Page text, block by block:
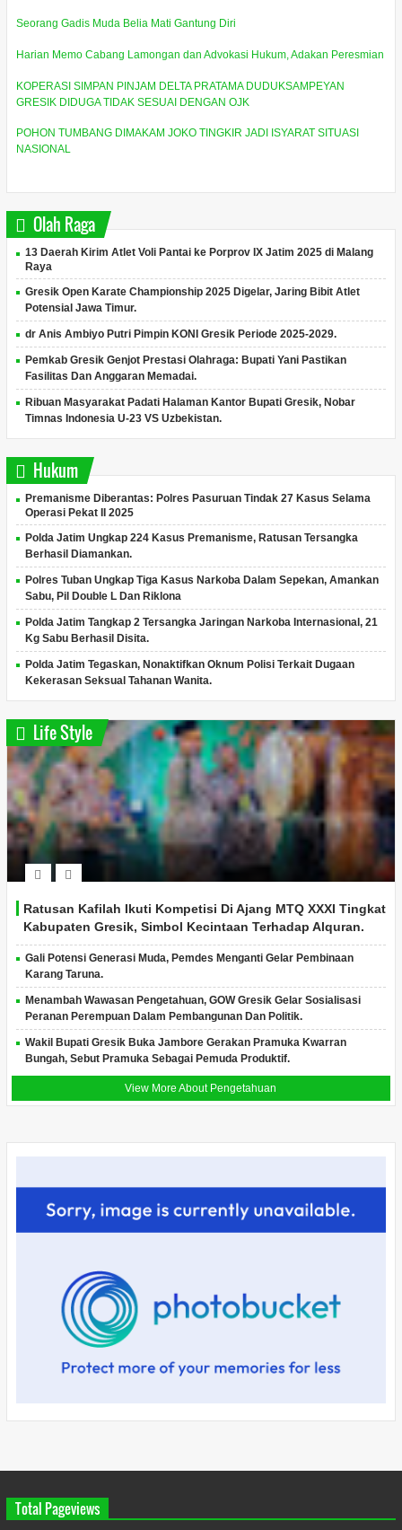
Seorang Gadis Muda Belia Mati Gantung Diri
Harian Memo Cabang Lamongan dan Advokasi Hukum, Adakan Peresmian
KOPERASI SIMPAN PINJAM DELTA PRATAMA DUDUKSAMPEYAN
GRESIK DIDUGA TIDAK SESUAI DENGAN OJK
POHON TUMBANG DIMAKAM JOKO TINGKIR JADI ISYARAT SITUASI
NASIONAL
Olah Raga
13 Daerah Kirim Atlet Voli Pantai ke Porprov IX Jatim 2025 di Malang
Raya
Gresik Open Karate Championship 2025 Digelar, Jaring Bibit Atlet
Potensial Jawa Timur.
dr Anis Ambiyo Putri Pimpin KONI Gresik Periode 2025-2029.
Pemkab Gresik Genjot Prestasi Olahraga: Bupati Yani Pastikan
Fasilitas Dan Anggaran Memadai.
Ribuan Masyarakat Padati Halaman Kantor Bupati Gresik, Nobar
Timnas Indonesia U-23 VS Uzbekistan.
Hukum
Premanisme Diberantas: Polres Pasuruan Tindak 27 Kasus Selama
Operasi Pekat II 2025
Polda Jatim Ungkap 224 Kasus Premanisme, Ratusan Tersangka
Berhasil Diamankan.
Polres Tuban Ungkap Tiga Kasus Narkoba Dalam Sepekan, Amankan
Sabu, Pil Double L Dan Riklona
Polda Jatim Tangkap 2 Tersangka Jaringan Narkoba Internasional, 21
Kg Sabu Berhasil Disita.
Polda Jatim Tegaskan, Nonaktifkan Oknum Polisi Terkait Dugaan
Kekerasan Seksual Tahanan Wanita.
Life Style
Ratusan Kafilah Ikuti Kompetisi Di Ajang MTQ XXXI Tingkat
Kabupaten Gresik, Simbol Kecintaan Terhadap Alquran.
Gali Potensi Generasi Muda, Pemdes Menganti Gelar Pembinaan
Karang Taruna.
Menambah Wawasan Pengetahuan, GOW Gresik Gelar Sosialisasi
Peranan Perempuan Dalam Pembangunan Dan Politik.
Wakil Bupati Gresik Buka Jambore Gerakan Pramuka Kwarran
Bungah, Sebut Pramuka Sebagai Pemuda Produktif.
View More About Pengetahuan
Total Pageviews